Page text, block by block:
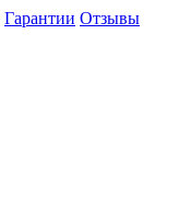
Гарантии Отзывы